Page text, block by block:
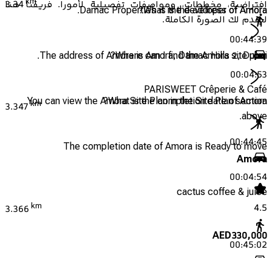
افتراضية، مخططات، ومواصفات تفصيلية لأمورا. فريقنا هنا
ليقدم لك الصورة الكاملة.
3.34
00:44:39
00:04:53
PARISWEET Crêperie & Café
3.347km
00:44:45
00:04:54
cactus coffee & juice
3.366 km
00:45:02
Damac Properties is the developer of Amora.
What is the address of Amora?
The address of Amora is Amora, Damac Hills 2, Dubai.
Where can I find the Amora site plan?
You can view the Amora Site Plan in the Site Plan section
above.
What is the completion date of Amora?
The completion date of Amora is Ready to move
Amora
4.5
AED330,000